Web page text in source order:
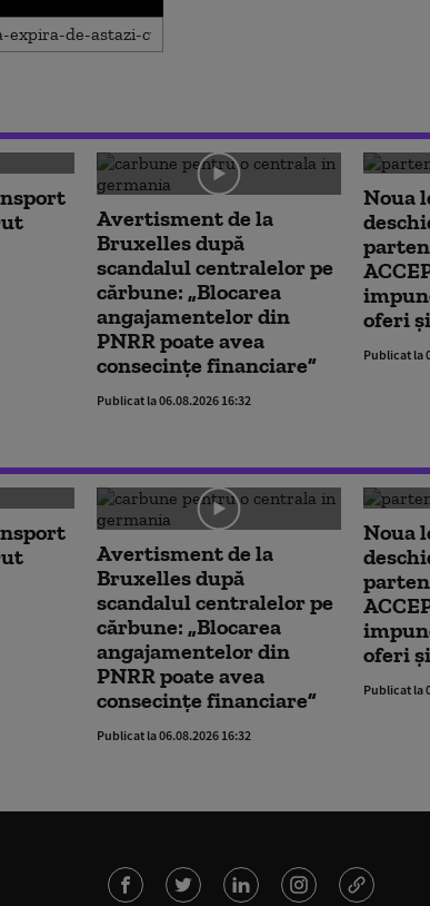
Avertisment de la
Bruxelles după
scandalul centralelor pe
cărbune: „Blocarea
angajamentelor din
PNRR poate avea
consecințe financiare”
Publicat la 06.08.2026 16:32
Noua
oferi
Publicat la
Avertisment de la
Bruxelles după
scandalul centralelor pe
cărbune: „Blocarea
angajamentelor din
PNRR poate avea
consecințe financiare”
Publicat la 06.08.2026 16:32
Noua
oferi
Publicat la